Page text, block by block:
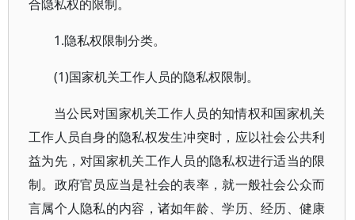
合隐私权的限制。
1.隐私权限制分类。
(1)国家机关工作人员的隐私权限制。
当公民对国家机关工作人员的知情权和国家机关
工作人员自身的隐私权发生冲突时，应以社会公共利
益为先，对国家机关工作人员的隐私权进行适当的限
制。政府官员应当是社会的表率，就一般社会公众而
言属个人隐私的内容，诸如年龄、学历、经历、健康